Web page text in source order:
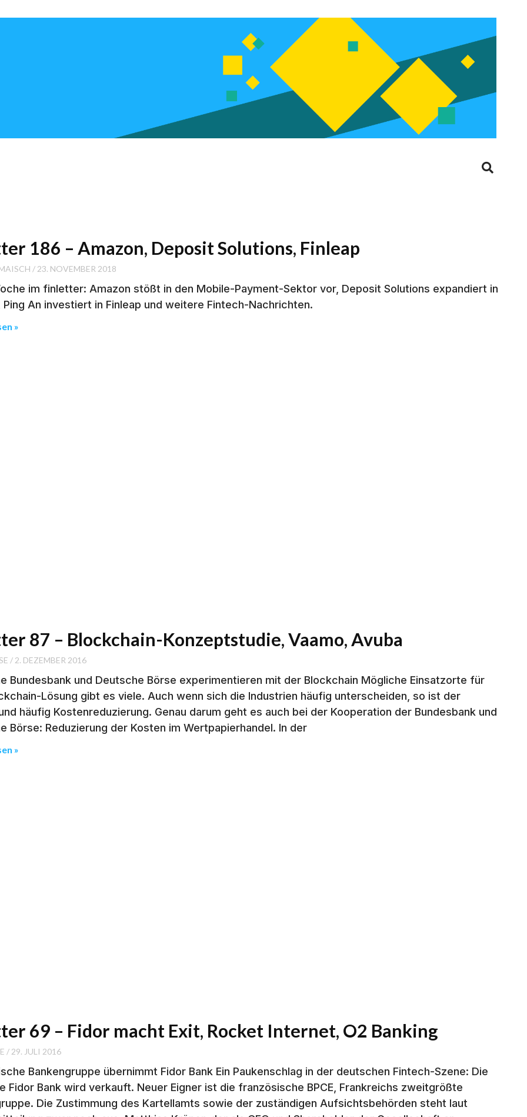
186 – Amazon, Deposit Solutions, Finleap
23. NOVEMBER 2018
im finletter: Amazon stößt in den Mobile-Payment-Sektor vor, Deposit Solutions expandiert in
Ping An investiert in Finleap und weitere Fintech-Nachrichten.
»
87 – Blockchain-Konzeptstudie, Vaamo, Avuba
2. DEZEMBER 2016
Bundesbank und Deutsche Börse experimentieren mit der Blockchain Mögliche Einsatzorte für
Lösung gibt es viele. Auch wenn sich die Industrien häufig unterscheiden, so ist der
häufig Kostenreduzierung. Genau darum geht es auch bei der Kooperation der Bundesbank und
Börse: Reduzierung der Kosten im Wertpapierhandel. In der
»
69 – Fidor macht Exit, Rocket Internet, O2 Banking
29. JULI 2016
Bankengruppe übernimmt Fidor Bank Ein Paukenschlag in der deutschen Fintech-Szene: Die
Fidor Bank wird verkauft. Neuer Eigner ist die französische BPCE, Frankreichs zweitgrößte
Die Zustimmung des Kartellamts sowie der zuständigen Aufsichtsbehörden steht laut